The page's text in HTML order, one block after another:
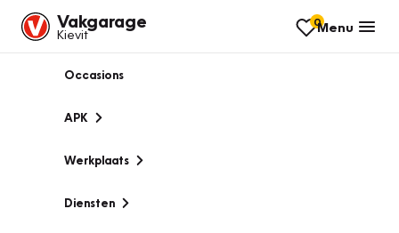
Vakgarage
Kievit
0Menu
Occasions
APK
Werkplaats
Diensten